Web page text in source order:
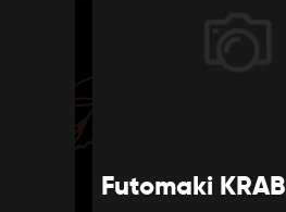
Futomaki KRAB